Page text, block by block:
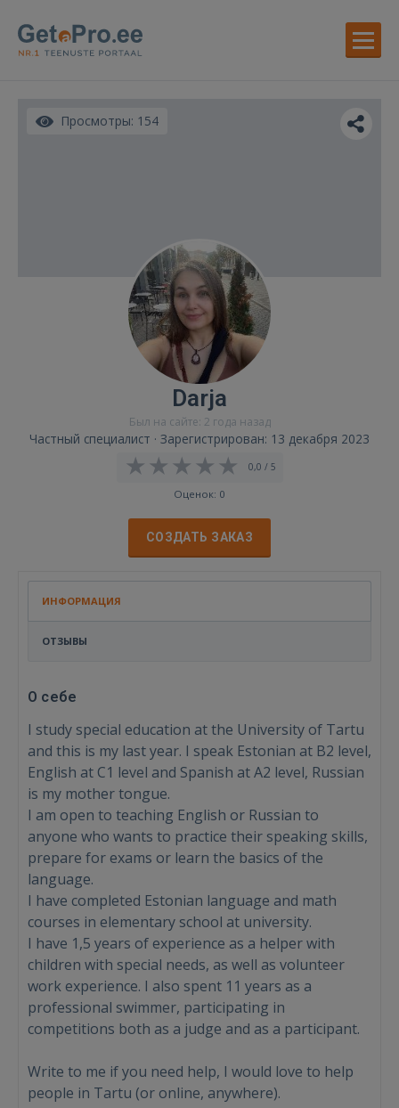
Просмотры: 154
Darja
Был на сайте: 2 года назад
Частный специалист · Зарегистрирован: 13 декабря 2023
0,0 / 5
Оценок: 0
СОЗДАТЬ ЗАКАЗ
ИНФОРМАЦИЯ
ОТЗЫВЫ
О себе
I study special education at the University of Tartu
and this is my last year. I speak Estonian at B2 level,
English at C1 level and Spanish at A2 level, Russian
is my mother tongue.
I am open to teaching English or Russian to
anyone who wants to practice their speaking skills,
prepare for exams or learn the basics of the
language.
I have completed Estonian language and math
courses in elementary school at university.
I have 1,5 years of experience as a helper with
children with special needs, as well as volunteer
work experience. I also spent 11 years as a
professional swimmer, participating in
competitions both as a judge and as a participant.
Write to me if you need help, I would love to help
people in Tartu (or online, anywhere).